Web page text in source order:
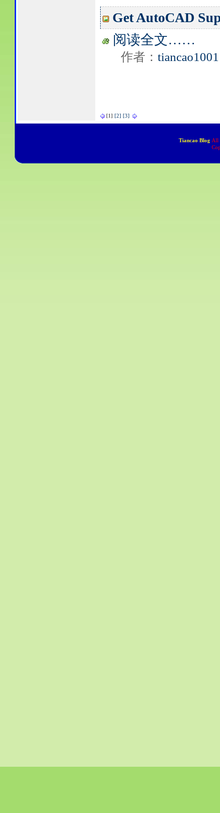
Get AutoCAD
阅读全文……
作者： tiancao1001
[1] [2] [3]
Tiancao Blog All